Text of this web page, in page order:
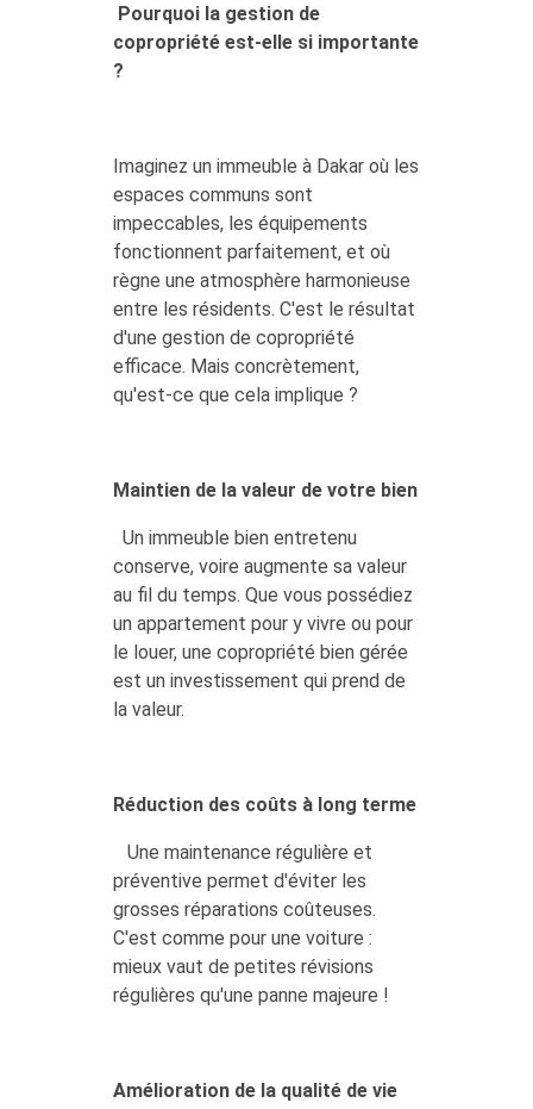
Pourquoi la gestion de
copropriété est-elle si importante
?
Imaginez un immeuble à Dakar où les
espaces communs sont
impeccables, les équipements
fonctionnent parfaitement, et où
règne une atmosphère harmonieuse
entre les résidents. C'est le résultat
d'une gestion de copropriété
efficace. Mais concrètement,
qu'est-ce que cela implique ?
Maintien de la valeur de votre bien
Un immeuble bien entretenu
conserve, voire augmente sa valeur
au fil du temps. Que vous possédiez
un appartement pour y vivre ou pour
le louer, une copropriété bien gérée
est un investissement qui prend de
la valeur.
Réduction des coûts à long terme
Une maintenance régulière et
préventive permet d'éviter les
grosses réparations coûteuses.
C'est comme pour une voiture :
mieux vaut de petites révisions
régulières qu'une panne majeure !
Amélioration de la qualité de vie